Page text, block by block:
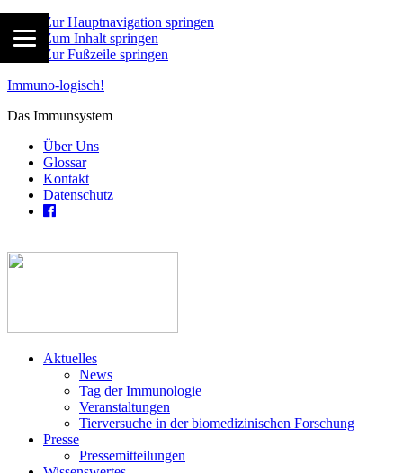
Zur Hauptnavigation springen
Zum Inhalt springen
Zur Fußzeile springen
Immuno-logisch!
Das Immunsystem
Über Uns
Glossar
Kontakt
Datenschutz
Aktuelles
News
Tag der Immunologie
Veranstaltungen
Tierversuche in der biomedizinischen Forschung
Presse
Pressemitteilungen